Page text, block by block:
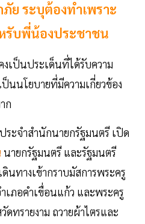
ย ระบุต้องทำเพราะ
รับพี่น้องประชาชน
งเป็นประเด็นที่ได้รับความ
นนโยบายที่มีความเกี่ยวข้อง
ก
ระจำสำนักนายกรัฐมนตรี เปิด
นายกรัฐมนตรี และรัฐมนตรี
ดินทางเข้ากราบมัสการพระครู
ภอคำเขื่อนแก้ว และพระครู
ดทรายงาม ถวายผ้าไตรและ